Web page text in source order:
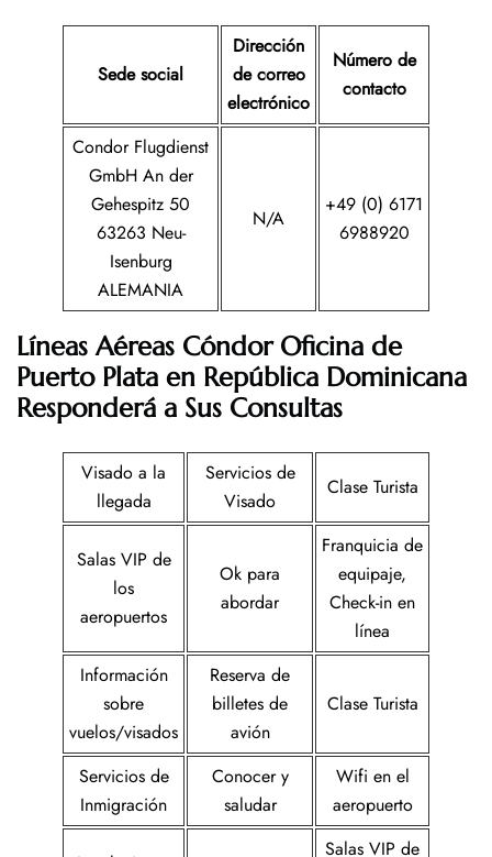
Sede social
Dirección
de correo
electrónico
Número de
contacto
Condor Flugdienst
GmbH An der
Gehespitz 50
63263 Neu-
Isenburg
ALEMANIA
N/A
+49 (0) 6171
6988920
Líneas Aéreas Cóndor Oficina de
Puerto Plata en República Dominicana
Responderá a Sus Consultas
Visado a la
llegada
Servicios de
Visado
Clase Turista
Salas VIP de
los
aeropuertos
Ok para
abordar
Franquicia de
equipaje,
Check-in en
línea
Información
sobre
vuelos/visados
Reserva de
billetes de
avión
Clase Turista
Servicios de
Inmigración
Conocer y
saludar
Wifi en el
aeropuerto
Salas VIP de